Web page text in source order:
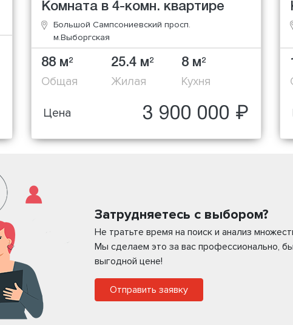
Комната в 4-комн. квартире
Большой Сампсониевский просп.
м.Выборгская
88 м2
Общая
25.4 м2
Жилая
8 м2
Кухня
Цена 3 900 000 ₽
Затрудняетесь с выбором?
Не тратьте время на поиск и анализ
Мы сделаем это за вас профессионально,
выгодной цене!
Отправить заявку